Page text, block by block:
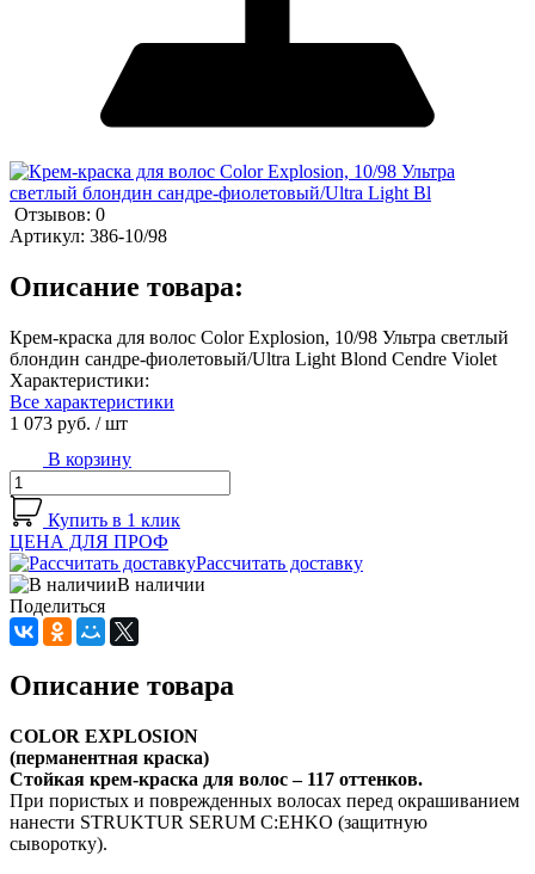
Отзывов: 0
Артикул: 386-10/98
Описание товара:
Крем-краска для волос Color Explosion, 10/98 Ультра светлый
блондин сандре-фиолетовый/Ultra Light Blond Cendre Violet
Характеристики:
Все характеристики
1 073 руб. / шт
В корзину
Купить в 1 клик
ЦЕНА ДЛЯ ПРОФ
Рассчитать доставку
В наличии
Поделиться
Описание товара
COLOR EXPLOSION
(перманентная краска)
Стойкая крем-краска для волос – 117 оттенков.
При пористых и поврежденных волосах перед окрашиванием
нанести STRUKTUR SERUM C:EHKO (защитную
сыворотку).